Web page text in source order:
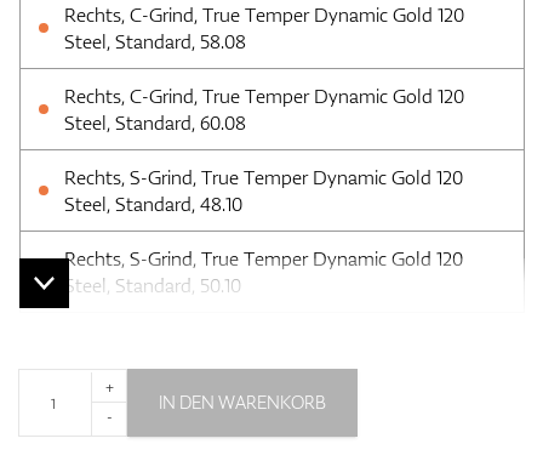
Rechts, C-Grind, True Temper Dynamic Gold 120
Steel, Standard, 58.08
Rechts, C-Grind, True Temper Dynamic Gold 120
Steel, Standard, 60.08
Rechts, S-Grind, True Temper Dynamic Gold 120
Steel, Standard, 48.10
Rechts, S-Grind, True Temper Dynamic Gold 120
Steel, Standard, 50.10
+
-
IN DEN WARENKORB